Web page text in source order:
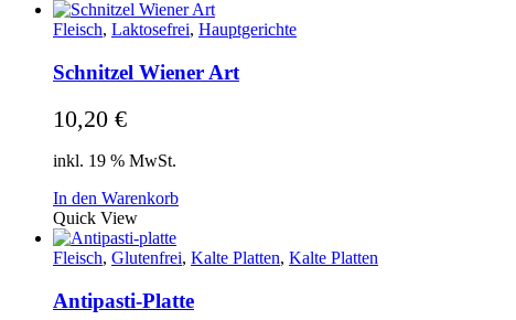
Fleisch, Laktosefrei, Hauptgerichte
Schnitzel Wiener Art
10,20 €
inkl. 19 % MwSt.
In den Warenkorb
Quick View
Fleisch, Glutenfrei, Kalte Platten, Kalte Platten
Antipasti-Platte